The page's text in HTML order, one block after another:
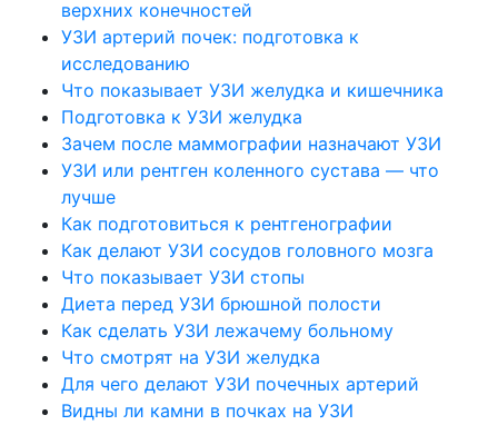
верхних конечностей
УЗИ артерий почек: подготовка к
исследованию
Что показывает УЗИ желудка и кишечника
Подготовка к УЗИ желудка
Зачем после маммографии назначают УЗИ
УЗИ или рентген коленного сустава — что
лучше
Как подготовиться к рентгенографии
Как делают УЗИ сосудов головного мозга
Что показывает УЗИ стопы
Диета перед УЗИ брюшной полости
Как сделать УЗИ лежачему больному
Что смотрят на УЗИ желудка
Для чего делают УЗИ почечных артерий
Видны ли камни в почках на УЗИ